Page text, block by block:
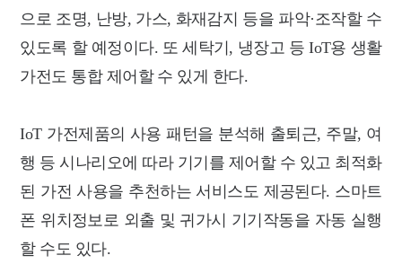
으로 조명, 난방, 가스, 화재감지 등을 파악·조작할 수
있도록 할 예정이다. 또 세탁기, 냉장고 등 IoT용 생활
가전도 통합 제어할 수 있게 한다.
IoT 가전제품의 사용 패턴을 분석해 출퇴근, 주말, 여
행 등 시나리오에 따라 기기를 제어할 수 있고 최적화
된 가전 사용을 추천하는 서비스도 제공된다. 스마트
폰 위치정보로 외출 및 귀가시 기기작동을 자동 실행
할 수도 있다.